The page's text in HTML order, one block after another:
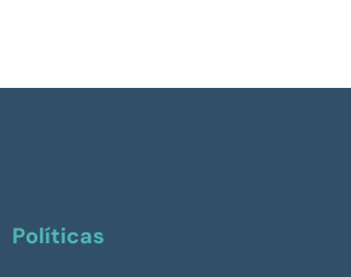
Políticas